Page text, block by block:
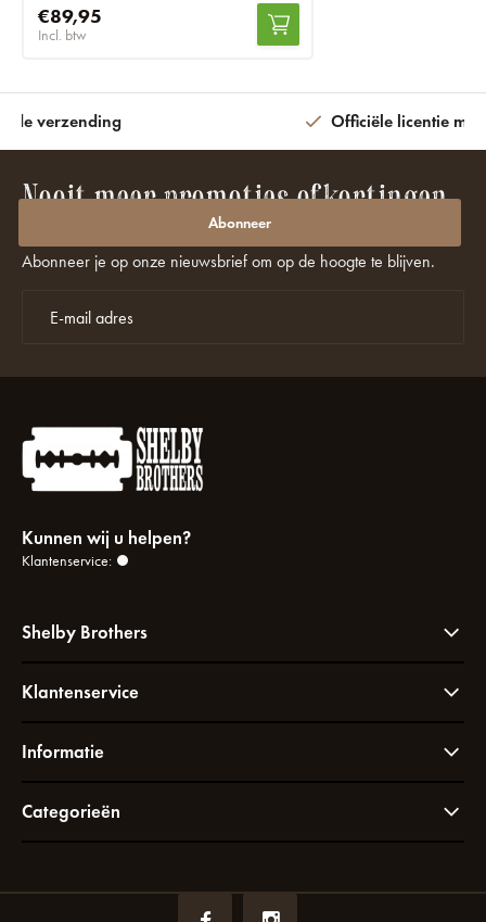
€89,95
Incl. btw
verzending Officiële licentie met
Nooit meer promoties of kortingen
Abonneer je op onze nieuwsbrief om op de hoogte te blijven.
Abonneer
Kunnen wij u helpen?
Klantenservice:
Shelby Brothers
Klantenservice
Informatie
Categorieën